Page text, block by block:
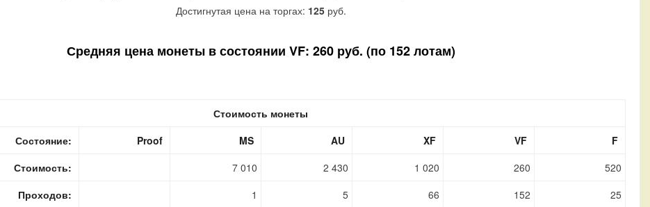
Достигнутая цена на торгах: 125руб.
Средняя цена монеты в состоянии VF: 260 руб. (по 152 лотам)
Стоимость монеты
Состояние:
Proof MS AU XF VF
F
Стоимость:
7 010 2 430 1 020 260
520
Проходов:
1 5 66 152 25